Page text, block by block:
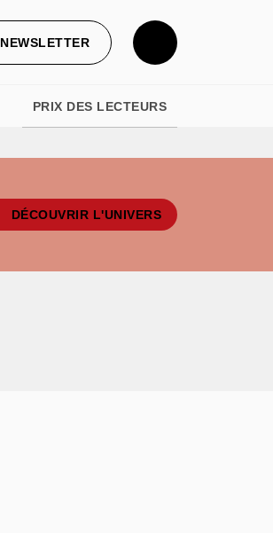
NEWSLETTER
PRIX DES LECTEURS
DÉCOUVRIR L'UNIVERS